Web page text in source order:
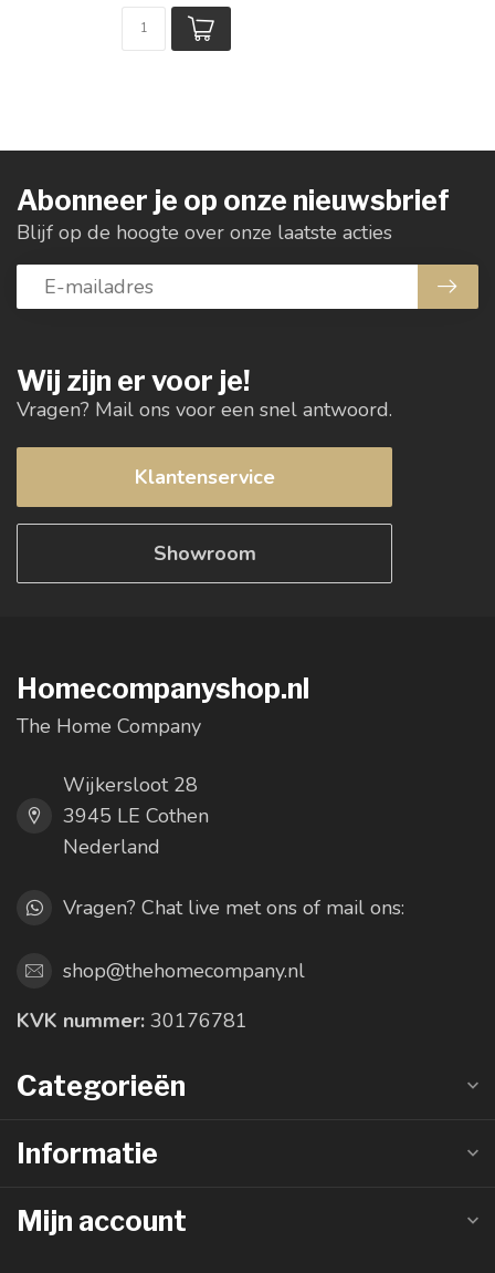
Wij zijn er voor je!
Vragen? Mail ons voor een snel antwoord.
Klantenservice
Showroom
Abonneer je op onze nieuwsbrief
Blijf op de hoogte over onze laatste acties
Homecompanyshop.nl
The Home Company
Wijkersloot 28
3945 LE Cothen
Nederland
Vragen? Chat live met ons of mail ons:
shop@thehomecompany.nl
KVK nummer: 30176781
Categorieën
Informatie
Mijn account